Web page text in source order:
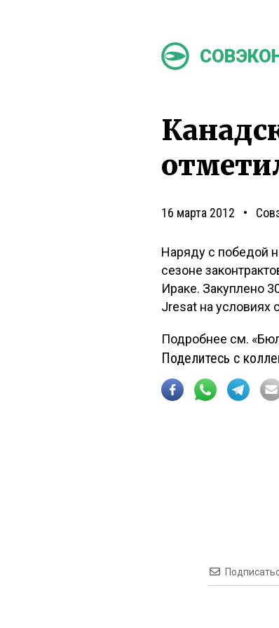
16 марта 2012
Наряду с победой
сезоне
Ираке. Закуплено
Jresat на условиях
Подробнее см.
Поделитесь с